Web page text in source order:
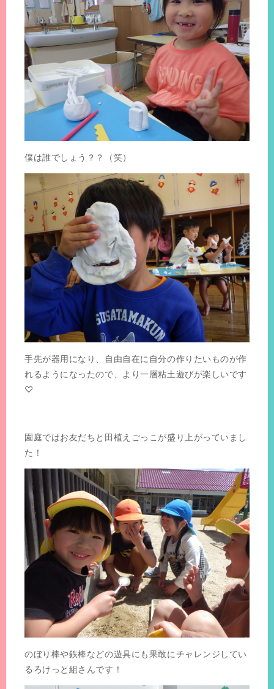
僕は誰でしょう？？（笑）
手先が器用になり、自由自在に自分の作りたいものが作
れるようになったので、より一層粘土遊びが楽しいです
♡
園庭ではお友だちと田植えごっこが盛り上がっていまし
た！
のぼり棒や鉄棒などの遊具にも果敢にチャレンジしてい
るろけっと組さんです！